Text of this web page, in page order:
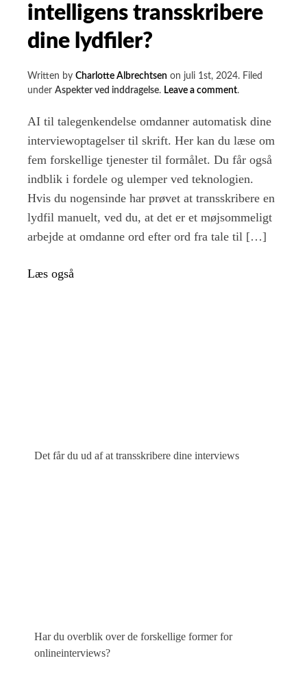
intelligens transskribere
dine lydfiler?
Written by Charlotte Albrechtsen on juli 1st, 2024. Filed
under Aspekter ved inddragelse. Leave a commenton
du
kunstig
intelligens
transskribere
lydfiler?
.
AI til talegenkendelse omdanner automatisk dine
interviewoptagelser til skrift. Her kan du læse om
fem forskellige tjenester til formålet. Du får også
indblik i fordele og ulemper ved teknologien.
Hvis du nogensinde har prøvet at transskribere en
lydfil manuelt, ved du, at det er et møjsommeligt
arbejde at omdanne ord efter ord fra tale til […]
Læs også
Det får du ud af at transskribere dine interviews
Har du overblik over de forskellige former for
onlineinterviews?